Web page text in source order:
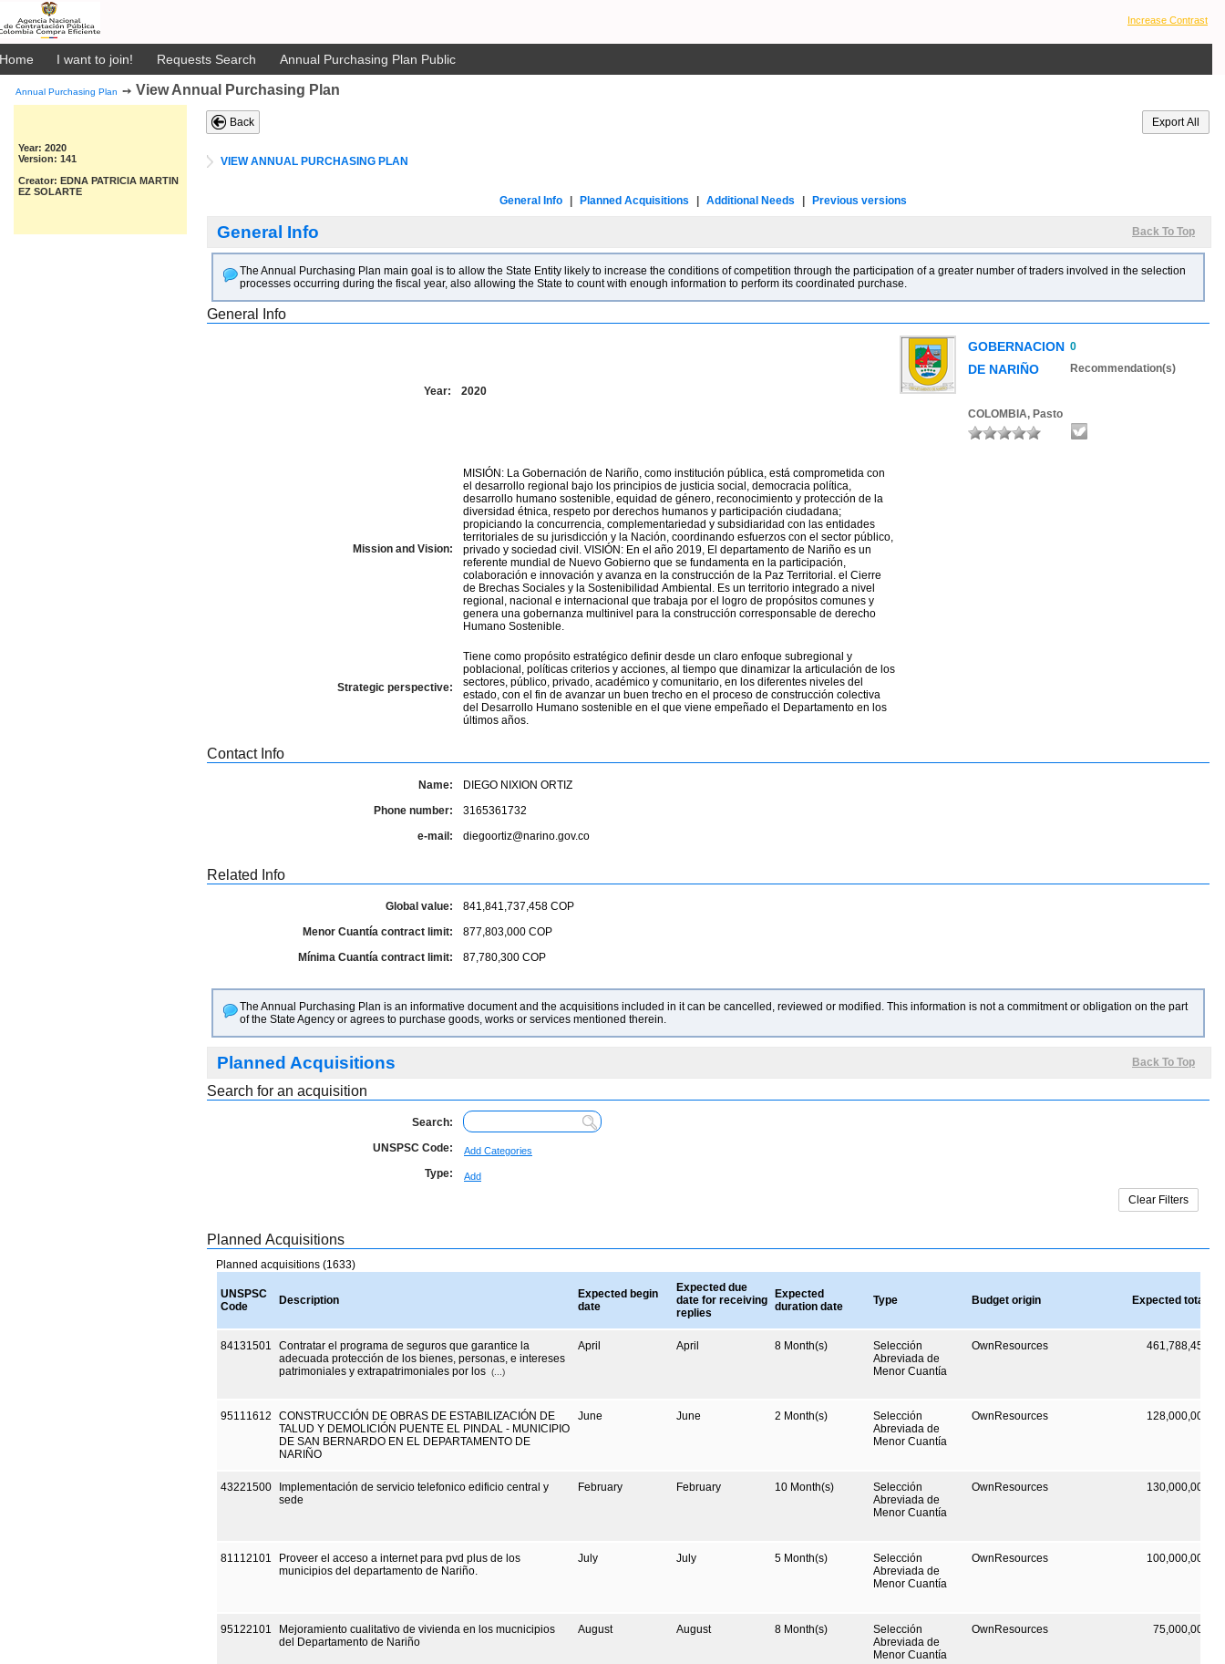
Increase Contrast
Home I want to join! Requests Search Annual Purchasing Plan Public
Annual Purchasing Plan ➙ View Annual Purchasing Plan
Year: 2020
Version: 141
Creator: EDNA PATRICIA MARTIN
EZ SOLARTE
Back
VIEW ANNUAL PURCHASING PLAN
General Info Planned Acquisitions Additional Needs Previous versions
General Info Back To Top
The Annual Purchasing Plan main goal is to allow the State Entity likely to increase the conditions of competition through the participation of a greater number of traders involved in the selection
processes occurring during the fiscal year, also allowing the State to count with enough information to perform its coordinated purchase.
General Info
Year: 2020
GOBERNACION
DE NARIÑO
COLOMBIA, Pasto
0
Recommendation(s)
Mission and Vision:
MISIÓN: La Gobernación de Nariño, como institución pública, está comprometida con
el desarrollo regional bajo los principios de justicia social, democracia política,
desarrollo humano sostenible, equidad de género, reconocimiento y protección de la
diversidad étnica, respeto por derechos humanos y participación ciudadana;
propiciando la concurrencia, complementariedad y subsidiaridad con las entidades
territoriales de su jurisdicción y la Nación, coordinando esfuerzos con el sector público,
privado y sociedad civil. VISIÓN: En el año 2019, El departamento de Nariño es un
referente mundial de Nuevo Gobierno que se fundamenta en la participación,
colaboración e innovación y avanza en la construcción de la Paz Territorial. el Cierre
de Brechas Sociales y la Sostenibilidad Ambiental. Es un territorio integrado a nivel
regional, nacional e internacional que trabaja por el logro de propósitos comunes y
genera una gobernanza multinivel para la construcción corresponsable de derecho
Humano Sostenible.
Strategic perspective:
Tiene como propósito estratégico definir desde un claro enfoque subregional y
poblacional, políticas criterios y acciones, al tiempo que dinamizar la articulación de los
sectores, público, privado, académico y comunitario, en los diferentes niveles del
estado, con el fin de avanzar un buen trecho en el proceso de construcción colectiva
del Desarrollo Humano sostenible en el que viene empeñado el Departamento en los
últimos años.
Contact Info
Name:
DIEGO NIXION ORTIZ
Phone number:
3165361732
e-mail:
diegoortiz@narino.gov.co
Related Info
Global value: 841,841,737,458 COP
Menor Cuantía contract limit:
877,803,000 COP
Mínima Cuantía contract limit:
87,780,300 COP
The Annual Purchasing Plan is an informative document and the acquisitions included in it can be cancelled, reviewed or modified. This information is not a commitment or obligation on the part
of the State Agency or agrees to purchase goods, works or services mentioned therein.
Planned Acquisitions Back To Top
Search for an acquisition
Search:
UNSPSC Code:
Add Categories
Type: Add
Planned Acquisitions
Planned acquisitions (1633)
UNSPSC
Code
Description
Expected begin
date
Expected due
date for receiving
replies
Expected
duration date
Type Budget origin Expected total
84131501
Contratar el programa de seguros que garantice la
adecuada protección de los bienes, personas, e intereses
patrimoniales y extrapatrimoniales por los (...)
April April 8 Month(s)
Selección
Abreviada de
Menor Cuantía
OwnResources 461,788,452
95111612
CONSTRUCCIÓN DE OBRAS DE ESTABILIZACIÓN DE
TALUD Y DEMOLICIÓN PUENTE EL PINDAL - MUNICIPIO
DE SAN BERNARDO EN EL DEPARTAMENTO DE
NARIÑO
June June 2 Month(s)
Selección
Abreviada de
Menor Cuantía
OwnResources 128,000,000
43221500
Implementación de servicio telefonico edificio central y
sede
February February 10 Month(s)
Selección
Abreviada de
Menor Cuantía
OwnResources 130,000,000
81112101
Proveer el acceso a internet para pvd plus de los
municipios del departamento de Nariño.
July July 5 Month(s)
Selección
Abreviada de
Menor Cuantía
OwnResources 100,000,000
95122101
Mejoramiento cualitativo de vivienda en los mucnicipios
del Departamento de Nariño
August August 8 Month(s)
Selección
Abreviada de
Menor Cuantía
OwnResources 75,000,000